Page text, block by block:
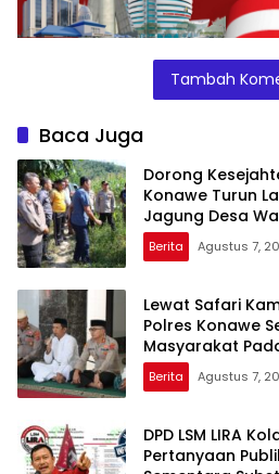
Tambah
Baca Juga
Dorong
Konawe Turun
Jagung Desa
Berita Agustus 7,
Lewat Safari
Polres Konawe
Masyarakat
Berita Agustus 7,
DPD LSM LIRA
Pertanyaan